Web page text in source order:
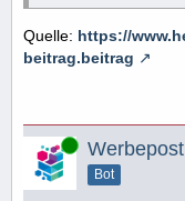
Quelle: https://
beitrag.beitrag
Online Werbepost
Bot